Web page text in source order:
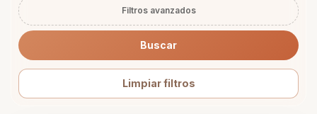
Filtros avanzados
Buscar
Limpiar filtros